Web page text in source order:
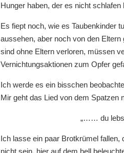
Hunger haben, der es nicht schlafen
Es fiept noch, wie es Taubenkinder
aussehen, aber noch von den
sind ohne Eltern verloren, müssen
Vernichtungsaktionen zum Opfer
Ich werde es ein bisschen
Mir geht das Lied von dem Spatzen
„…… du
Ich lasse ein paar Brotkrümel
nicht sein, hier auf dem hell